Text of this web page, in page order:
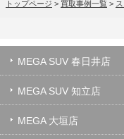
トップページ > 買取事例一覧 >
MEGA SUV 春日井店
MEGA SUV 知立店
MEGA 大垣店